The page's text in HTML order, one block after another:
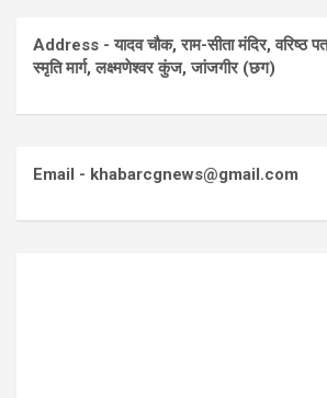
Address - यादव चौक, राम-सीता मंदिर, वरिष्ठ
स्मृति मार्ग, लक्ष्मणेश्वर कुंज, जांजगीर (छग)
Email - khabarcgnews@gmail.com